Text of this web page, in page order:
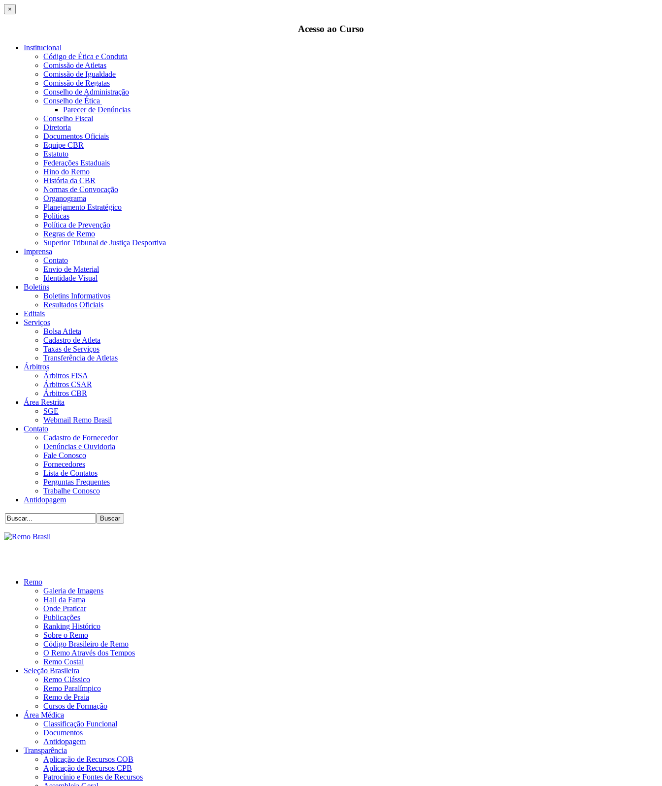
×
Acesso ao Curso
Institucional
Código de Ética e Conduta
Comissão de Atletas
Comissão de Igualdade
Comissão de Regatas
Conselho de Administração
Conselho de Ética
Parecer de Denúncias
Conselho Fiscal
Diretoria
Documentos Oficiais
Equipe CBR
Estatuto
Federações Estaduais
Hino do Remo
História da CBR
Normas de Convocação
Organograma
Planejamento Estratégico
Políticas
Política de Prevenção
Regras de Remo
Superior Tribunal de Justiça Desportiva
Imprensa
Contato
Envio de Material
Identidade Visual
Boletins
Boletins Informativos
Resultados Oficiais
Editais
Serviços
Bolsa Atleta
Cadastro de Atleta
Taxas de Serviços
Transferência de Atletas
Árbitros
Árbitros FISA
Árbitros CSAR
Árbitros CBR
Área Restrita
SGE
Webmail Remo Brasil
Contato
Cadastro de Fornecedor
Denúncias e Ouvidoria
Fale Conosco
Fornecedores
Lista de Contatos
Perguntas Frequentes
Trabalhe Conosco
Antidopagem
Remo
Galeria de Imagens
Hall da Fama
Onde Praticar
Publicações
Ranking Histórico
Sobre o Remo
Código Brasileiro de Remo
O Remo Através dos Tempos
Remo Costal
Seleção Brasileira
Remo Clássico
Remo Paralímpico
Remo de Praia
Cursos de Formação
Área Médica
Classificação Funcional
Documentos
Antidopagem
Transparência
Aplicação de Recursos COB
Aplicação de Recursos CPB
Patrocínio e Fontes de Recursos